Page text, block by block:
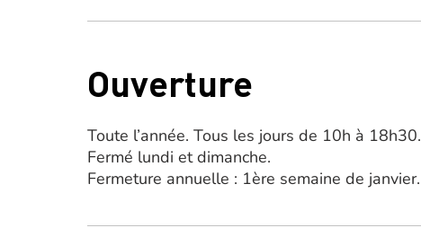
Ouverture
Toute l’année. Tous les jours de 10h à 18h30.
Fermé lundi et dimanche.
Fermeture annuelle : 1ère semaine de janvier.